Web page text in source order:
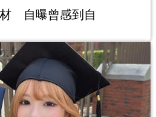
自曝曾感到自